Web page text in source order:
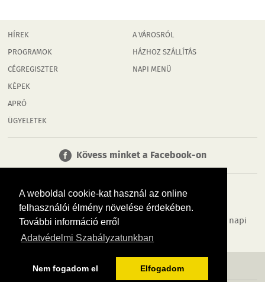
A weboldal cookie-kat használ az online
felhasználói élmény növelése érdekében.
További információ erről
Adatvédelmi Szabályzatunkban
Nem fogadom el Elfogadom
HÍREK
PROGRAMOK
CÉGREGISZTER
KÉPEK
APRÓ
ÜGYELETEK
A VÁROSRÓL
HÁZHOZ SZÁLLÍTÁS
NAPI MENÜ
Kövess minket a Facebook-on
Tudj meg többet városodról! Hírek, programok, képek, napi
menü, cégek…. és minden, ami Rábaköz
MÉDIAAJÁNLÓ ADATVÉDELEM IMPRESSZUM RÓLUNK